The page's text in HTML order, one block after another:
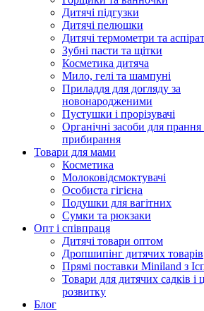
Дитячі підгузки
Дитячі пелюшки
Дитячі термометри та
Зубні пасти та щітки
Косметика дитяча
Мило, гелі та шампуні
Приладдя для догляду за
новонародженими
Пустушки і прорізувачі
Органічні засоби для прання
прибирання
Товари для мами
Косметика
Молоковідсмоктувачі
Особиста гігієна
Подушки для вагітних
Сумки та рюкзаки
Опт і співпраця
Дитячі товари оптом
Дропшипінг дитячих товарів
Прямі поставки Miniland з
Товари для дитячих садків і
розвитку
Блог